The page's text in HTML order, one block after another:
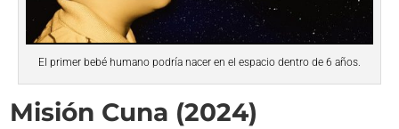
El primer bebé humano podría nacer en el espacio dentro de 6 años.
Misión Cuna (2024)